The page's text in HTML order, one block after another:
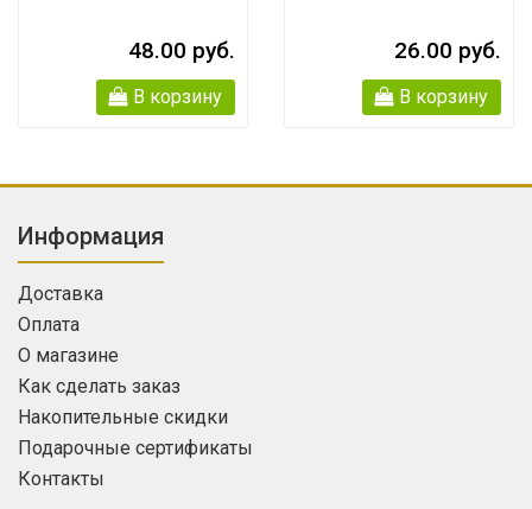
48.00 руб.
В корзину
26.00 руб.
В корзину
Информация
Доставка
Оплата
О магазине
Как сделать заказ
Накопительные скидки
Подарочные сертификаты
Контакты